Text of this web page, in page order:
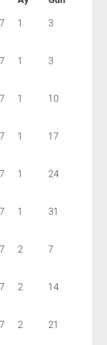
aç
1 3
1 3
1 10
1 17
1 24
1 31
2 7
2 14
2 21